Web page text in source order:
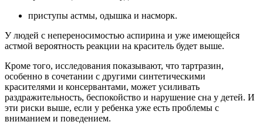
приступы астмы, одышка и насморк.
У людей с непереносимостью аспирина и уже имеющейся
астмой вероятность реакции на краситель будет выше.
Кроме того, исследования показывают, что тартразин,
особенно в сочетании с другими синтетическими
красителями и консервантами, может усиливать
раздражительность, беспокойство и нарушение сна у детей. И
эти риски выше, если у ребенка уже есть проблемы с
вниманием и поведением.